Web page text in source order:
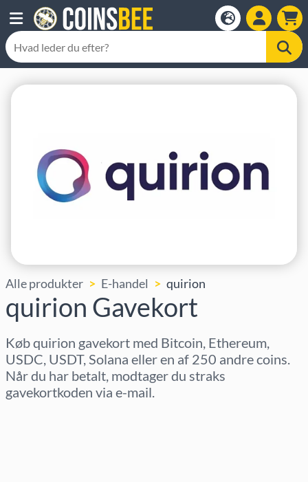
Alle produkter E-handel quirion
quirion Gavekort
Køb quirion gavekort med Bitcoin, Ethereum,
USDC, USDT, Solana eller en af 250 andre coins.
Når du har betalt, modtager du straks
gavekortkoden via e-mail.